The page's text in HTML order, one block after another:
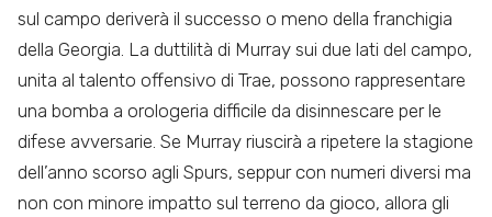
sul campo deriverà il successo o meno della franchigia
della Georgia. La duttilità di Murray sui due lati del campo,
unita al talento offensivo di Trae, possono rappresentare
una bomba a orologeria difficile da disinnescare per le
difese avversarie. Se Murray riuscirà a ripetere la stagione
dell’anno scorso agli Spurs, seppur con numeri diversi ma
non con minore impatto sul terreno da gioco, allora gli